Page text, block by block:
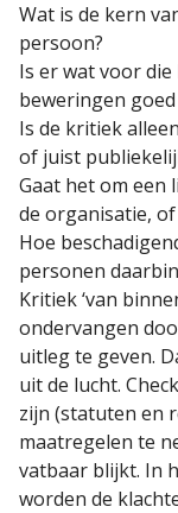
Wat is de kern
persoon?
Is er wat voor
beweringen
Is de kritiek
of juist
Gaat het om een
de organisatie,
Hoe
personen
Kritiek ‘van
ondervangen
uitleg te geven.
uit de lucht.
zijn (statuten en
maatregelen te
vatbaar blijkt. In
worden de